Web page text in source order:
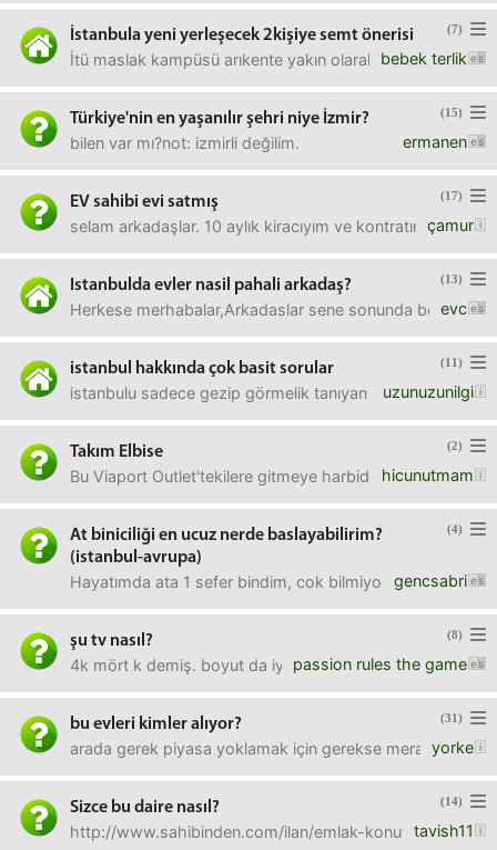
(7)
İstanbula yeni yerleşecek 2kişiye semt önerisi
bebek terlik
İtü maslak kampüsü arıkente yakın olarak, kirası 1500tl
(15)
Türkiye'nin en yaşanılır şehri niye İzmir?
ermanen
bilen var mı?not: izmirli değilim.
(17)
EV sahibi evi satmış
çamur
selam arkadaşlar. 10 aylık kiracıyım ve kontratımın
(13)
Istanbulda evler nasil pahali arkadaş?
evc
Herkese merhabalar,Arkadaslar sene sonunda belki
(11)
istanbul hakkında çok basit sorular
uzunuzunilgi
istanbulu sadece gezip görmelik tanıyan biri olarak
(2)
Takım Elbise
hicunutmam
Bu Viaport Outlet'tekilere gitmeye harbiden değiyor mu?
(4)
At biniciliği en ucuz nerde baslayabilirim?
(istanbul-avrupa)
gencsabri
Hayatımda ata 1 sefer bindim, cok bilmiyorum yani.
(8)
şu tv nasıl?
passion rules the game
4k mört k demiş. boyut da iyi. tamam marka dandik
(31)
bu evleri kimler alıyor?
yorke
arada gerek piyasa yoklamak için gerekse meraktan
(14)
Sizce bu daire nasıl?
tavish11
http://www.sahibinden.com/ilan/emlak-konut-satilik-